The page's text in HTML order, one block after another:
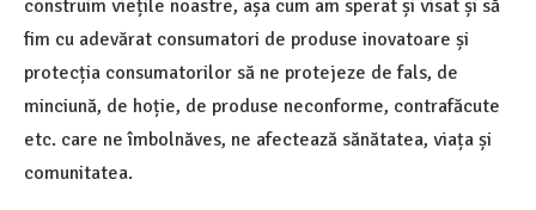
construim viețile noastre, așa cum am sperat și visat și să
fim cu adevărat consumatori de produse inovatoare și
protecția consumatorilor să ne protejeze de fals, de
minciună, de hoție, de produse neconforme, contrafăcute
etc. care ne îmbolnăves, ne afectează sănătatea, viața și
comunitatea.